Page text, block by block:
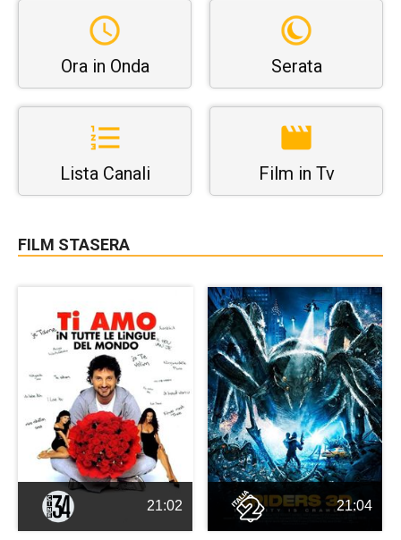
Ora in Onda Serata
Lista Canali Film in Tv
FILM STASERA
21:02 21:04